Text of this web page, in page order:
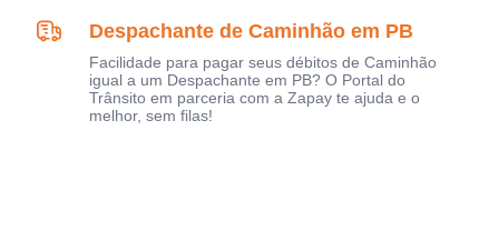
Despachante de Caminhão em PB
Facilidade para pagar seus débitos de Caminhão
igual a um Despachante em PB? O Portal do
Trânsito em parceria com a Zapay te ajuda e o
melhor, sem filas!